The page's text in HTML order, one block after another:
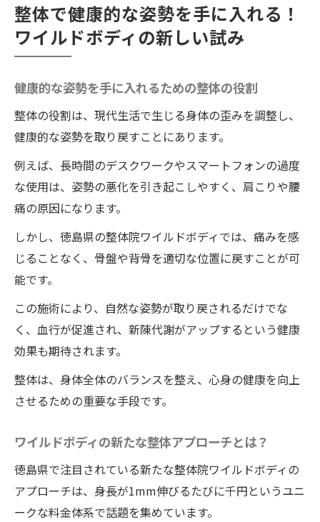
料金体系の魅力とその理由
利用者満足度の高い料金設定
料金に関するよくある質問
料金設定が与える安心感
身長アップを目指す方必見！ワイルドボディで
受けられる整体施術
施術前に知っておくべきこと
施術後の変化と実感
施術を受ける際の注意点
整体施術が選ばれる理由
他の方法と比較したメリット
み
ワイルドボディでの整体体験が変える！あなた
の身長の秘密
体験者が語る劇的な変化
整体院ワイルドボディの施術体験で得る心
整体院ワイルドボディの施術体験の流れと
その魅力
体験レポート：身長アップの実際
整体で健康的な姿勢を手に入れる！
ワイルドボディの新しい試み
健康的な姿勢を手に入れるための整体の役割
整体の役割は、現代生活で生じる身体の歪みを調整し、
健康的な姿勢を取り戻すことにあります。
例えば、長時間のデスクワークやスマートフォンの過度
な使用は、姿勢の悪化を引き起こしやすく、肩こりや腰
痛の原因になります。
しかし、徳島県の整体院ワイルドボディでは、痛みを感
じることなく、骨盤や背骨を適切な位置に戻すことが可
能です。
この施術により、自然な姿勢が取り戻されるだけでな
く、血行が促進され、新陳代謝がアップするという健康
効果も期待されます。
整体は、身体全体のバランスを整え、心身の健康を向上
させるための重要な手段です。
ワイルドボディの新たな整体アプローチとは？
徳島県で注目されている新たな整体院ワイルドボディの
アプローチは、身長が1mm伸びるたびに千円というユニ
ークな料金体系で話題を集めています。